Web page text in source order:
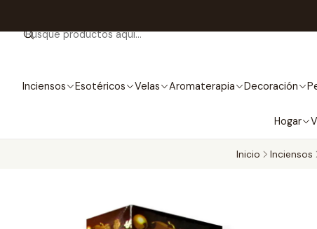
Inciensos Esotéricos Velas Aromaterapia Decoración
Hogar
Inicio Inciensos